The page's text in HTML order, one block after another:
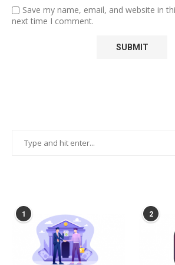
Save my name, email, and website in
next time I comment.
1 2